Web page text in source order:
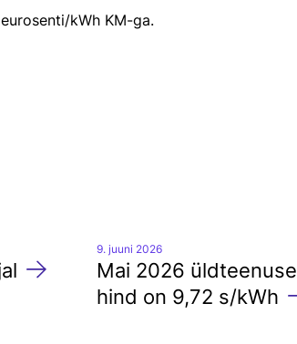
kWh KM-ga.
9. juuni 2026
Mai 2026 üldteenuse
hind on 9,72 s/kWh